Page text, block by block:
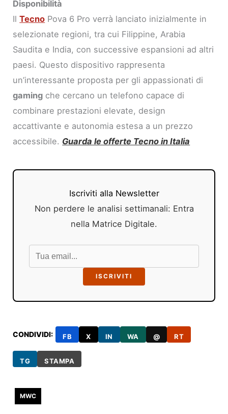
Disponibilità
IlTecno Pova 6 Pro verrà lanciato inizialmente in
selezionate regioni, tra cui Filippine, Arabia
Saudita e India, con successive espansioni ad altri
paesi. Questo dispositivo rappresenta
un’interessante proposta per gli appassionati di
gaming che cercano un telefono capace di
combinare prestazioni elevate, design
accattivante e autonomia estesa a un prezzo
accessibile. Guarda le offerte Tecno in Italia
Iscriviti alla Newsletter
Non perdere le analisi settimanali: Entra
nella Matrice Digitale.
ISCRIVITI
CONDIVIDI: FB X IN WA @ RT
TG STAMPA
MWC